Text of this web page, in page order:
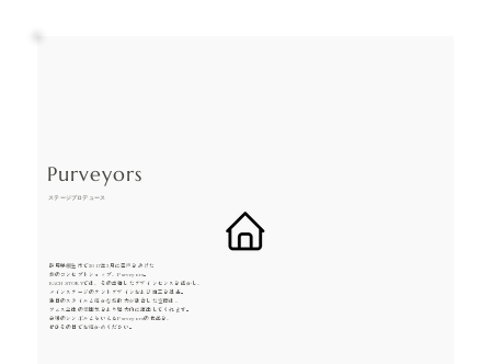
Purveyors
ステージプロデュース
群馬県桐生市で2017年3月に産声をあげた
旅のコンセプトショップ、Purveyors。
EACH STORYでは、その卓越したデザインセンスを活かし、
メインステージのテントデザインおよび施工を担当。
独自のスタイルと確かな技術力が融合した空間は、
フェス全体の雰囲気をより魅力的に演出してくれます。
会場のシンボルともいえるPurveyorsの作品を、
ぜひその目でお確かめください。